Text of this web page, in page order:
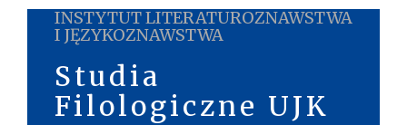
INSTYTUT LITERATUROZNAWSTWA
I JĘZYKOZNAWSTWA
Studia
Filologiczne UJK